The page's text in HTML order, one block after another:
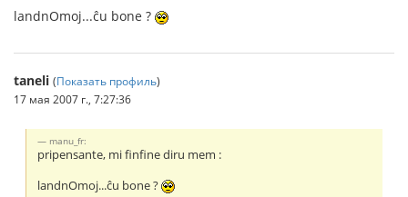
landnOmoj...ĉu bone ?
taneli (Показать профиль)
17 мая 2007 г., 7:27:36
manu_fr:
pripensante, mi finfine diru mem :
landnOmoj...ĉu bone ?